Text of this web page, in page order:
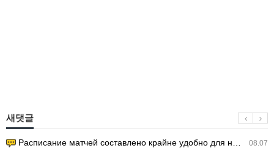
새댓글
08.07
Расписание матчей составлено крайне удобно для нашего часово…